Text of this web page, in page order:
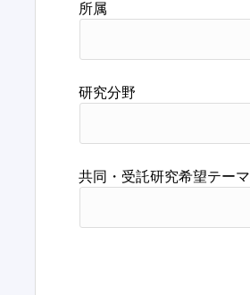
所属
研究分野
共同・受託研究希望テーマ